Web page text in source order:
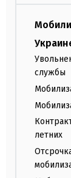
службы
летних